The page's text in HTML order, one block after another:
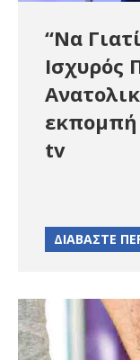
“Να
Ισχυρός
εκπομπή
tv
ΔΙΑΒΑΣΤΕ